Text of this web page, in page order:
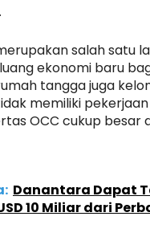
salah satu
ekonomi baru
tangga juga
memiliki
OCC cukup besar
Danantara Dapat
10 Miliar dari